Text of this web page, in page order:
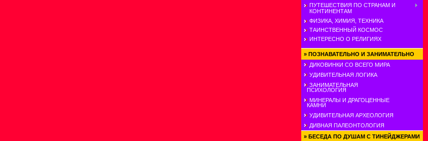
ПУТЕШЕСТВИЯ ПО СТРАНАМ И
КОНТИНЕНТАМ
ФИЗИКА, ХИМИЯ, ТЕХНИКА
ТАИНСТВЕННЫЙ КОСМОС
ИНТЕРЕСНО О РЕЛИГИЯХ
» ПОЗНАВАТЕЛЬНО И ЗАНИМАТЕЛЬНО
ДИКОВИНКИ СО ВСЕГО МИРА
УДИВИТЕЛЬНАЯ ЛОГИКА
ЗАНИМАТЕЛЬНАЯ
ПСИХОЛОГИЯ
МИНЕРАЛЫ И ДРАГОЦЕННЫЕ
КАМНИ
УДИВИТЕЛЬНАЯ АРХЕОЛОГИЯ
ДИВНАЯ ПАЛЕОНТОЛОГИЯ
» БЕСЕДА ПО ДУШАМ С ТИНЕЙДЖЕРАМИ